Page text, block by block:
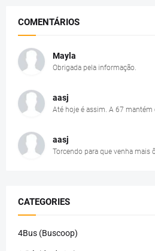
COMENTÁRIOS
Mayla
Obrigada pela informação.
aasj
Até hoje é assim. A 67
aasj
Torcendo para que venha mais
CATEGORIES
4Bus (Buscoop)